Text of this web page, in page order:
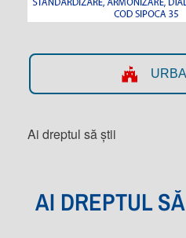
Ai dreptul să știi
AI DREPTUL